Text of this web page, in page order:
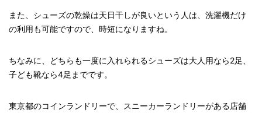
また、シューズの乾燥は天日干しが良いという人は、洗濯機だけ
の利用も可能ですので、時短になりますね。
ちなみに、どちらも一度に入れられるシューズは大人用なら2足、
子ども靴なら4足までです。
東京都のコインランドリーで、スニーカーランドリーがある店舗